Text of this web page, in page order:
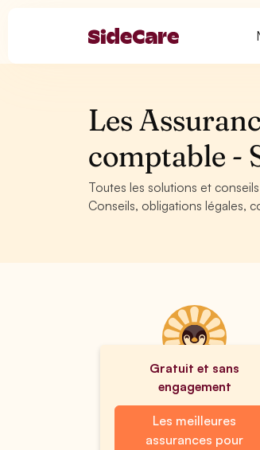
Les
comptable -
Toutes les solutions et
Conseils, obligations légales,
Gratuit et sans
engagement
Les meilleures
assurances pour